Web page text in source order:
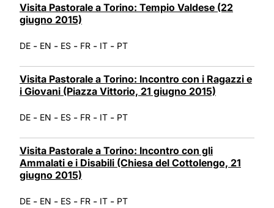
Visita Pastorale a Torino: Tempio Valdese (22
giugno 2015)
DE - EN - ES - FR - IT - PT
Visita Pastorale a Torino: Incontro con i Ragazzi e
i Giovani (Piazza Vittorio, 21 giugno 2015)
DE - EN - ES - FR - IT - PT
Visita Pastorale a Torino: Incontro con gli
Ammalati e i Disabili (Chiesa del Cottolengo, 21
giugno 2015)
DE - EN - ES - FR - IT - PT